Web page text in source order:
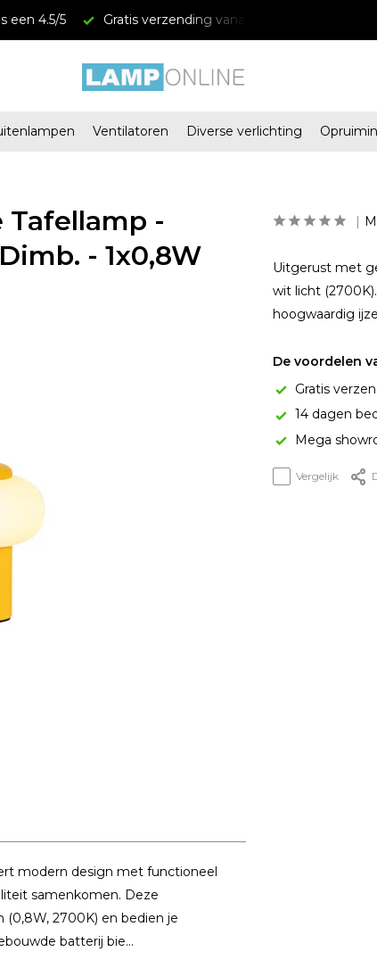
een 4.5/5 Gratis verzending vanaf € 34,95
Ventilatoren Diverse verlichting
Tafellamp -
- 1x0,8W
modern design met functioneel
samenkomen. Deze
2700K) en bedien je
batterij bie...
Uitgerust met
wit licht
hoogwaardig
De voordelen
Gratis
14 dagen
Mega
Vergelijk